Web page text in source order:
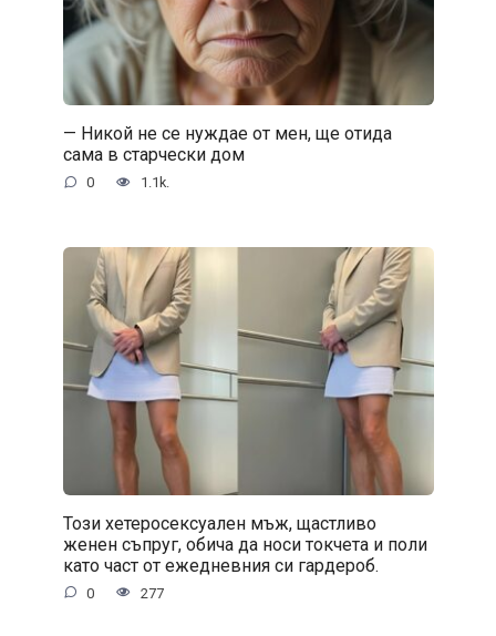
— Никой не се нуждае от мен, ще отида
сама в старчески дом
0 1.1k.
Този хетеросексуален мъж, щастливо
женен съпруг, обича да носи токчета и поли
като част от ежедневния си гардероб.
0 277